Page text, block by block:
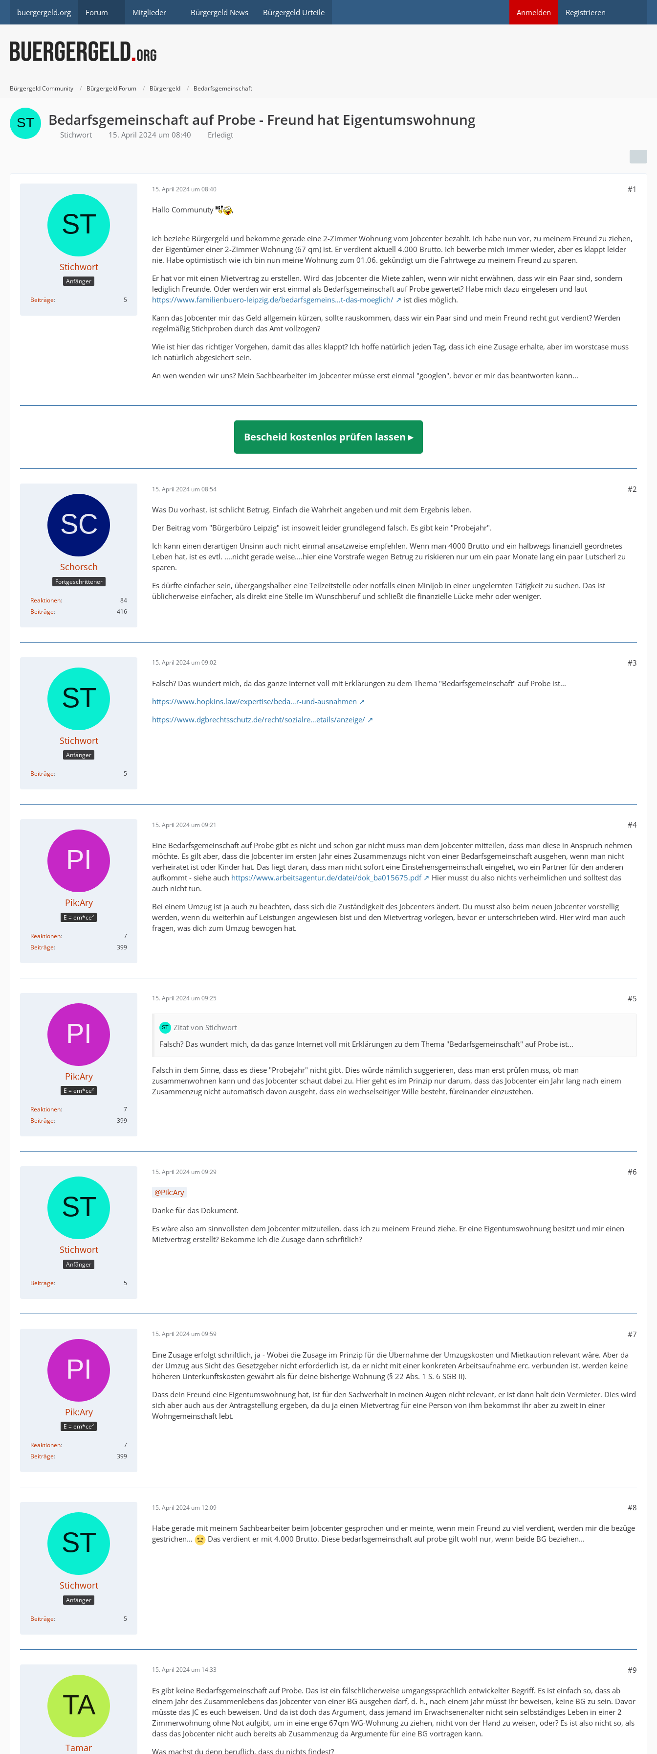
buergergeld.org Forum Mitglieder Bürgergeld News Bürgergeld Urteile Anmelden Registrieren
Bürgergeld Community Bürgergeld Forum Bürgergeld Bedarfsgemeinschaft
Bedarfsgemeinschaft auf Probe - Freund hat Eigentumswohnung
Stichwort 15. April 2024 um 08:40 Erledigt
Stichwort
Anfänger
Beiträge 5
15. April 2024 um 08:40 #1
Hallo Communuty ,
ich beziehe Bürgergeld und bekomme gerade eine 2-Zimmer Wohnung vom Jobcenter bezahlt. Ich habe nun vor, zu meinem Freund zu ziehen,
der Eigentümer einer 2-Zimmer Wohnung (67 qm) ist. Er verdient aktuell 4.000 Brutto. Ich bewerbe mich immer wieder, aber es klappt leider
nie. Habe optimistisch wie ich bin nun meine Wohnung zum 01.06. gekündigt um die Fahrtwege zu meinem Freund zu sparen.
Er hat vor mit einen Mietvertrag zu erstellen. Wird das Jobcenter die Miete zahlen, wenn wir nicht erwähnen, dass wir ein Paar sind, sondern
lediglich Freunde. Oder werden wir erst einmal als Bedarfsgemeinschaft auf Probe gewertet? Habe mich dazu eingelesen und laut
https://www.familienbuero-leipzig.de/bedarfsgemeins…t-das-moeglich/
ist dies möglich.
Kann das Jobcenter mir das Geld allgemein kürzen, sollte rauskommen, dass wir ein Paar sind und mein Freund recht gut verdient? Werden
regelmäßig Stichproben durch das Amt vollzogen?
Wie ist hier das richtiger Vorgehen, damit das alles klappt? Ich hoffe natürlich jeden Tag, dass ich eine Zusage erhalte, aber im worstcase muss
ich natürlich abgesichert sein.
An wen wenden wir uns? Mein Sachbearbeiter im Jobcenter müsse erst einmal "googlen", bevor er mir das beantworten kann...
Bescheid kostenlos prüfen lassen ▸
Schorsch
Fortgeschrittener
Reaktionen
84
Beiträge
416
15. April 2024 um 08:54 #2
Was Du vorhast, ist schlicht Betrug. Einfach die Wahrheit angeben und mit dem Ergebnis leben.
Der Beitrag vom "Bürgerbüro Leipzig" ist insoweit leider grundlegend falsch. Es gibt kein "Probejahr".
Ich kann einen derartigen Unsinn auch nicht einmal ansatzweise empfehlen. Wenn man 4000 Brutto und ein halbwegs finanziell geordnetes
Leben hat, ist es evtl. ....nicht gerade weise....hier eine Vorstrafe wegen Betrug zu riskieren nur um ein paar Monate lang ein paar Lutscherl zu
sparen.
Es dürfte einfacher sein, übergangshalber eine Teilzeitstelle oder notfalls einen Minijob in einer ungelernten Tätigkeit zu suchen. Das ist
üblicherweise einfacher, als direkt eine Stelle im Wunschberuf und schließt die finanzielle Lücke mehr oder weniger.
Stichwort
Anfänger
Beiträge 5
15. April 2024 um 09:02 #3
Falsch? Das wundert mich, da das ganze Internet voll mit Erklärungen zu dem Thema "Bedarfsgemeinschaft" auf Probe ist...
https://www.hopkins.law/expertise/beda…r-und-ausnahmen
https://www.dgbrechtsschutz.de/recht/sozialre…etails/anzeige/
Pik:Ary
E = em*ce²
Reaktionen
7
Beiträge
399
15. April 2024 um 09:21 #4
Eine Bedarfsgemeinschaft auf Probe gibt es nicht und schon gar nicht muss man dem Jobcenter mitteilen, dass man diese in Anspruch nehmen
möchte. Es gilt aber, dass die Jobcenter im ersten Jahr eines Zusammenzugs nicht von einer Bedarfsgemeinschaft ausgehen, wenn man nicht
verheiratet ist oder Kinder hat. Das liegt daran, dass man nicht sofort eine Einstehensgemeinschaft eingehet, wo ein Partner für den anderen
aufkommt - siehe auch https://www.arbeitsagentur.de/datei/dok_ba015675.pdf
Hier musst du also nichts verheimlichen und solltest das
auch nicht tun.
Bei einem Umzug ist ja auch zu beachten, dass sich die Zuständigkeit des Jobcenters ändert. Du musst also beim neuen Jobcenter vorstellig
werden, wenn du weiterhin auf Leistungen angewiesen bist und den Mietvertrag vorlegen, bevor er unterschrieben wird. Hier wird man auch
fragen, was dich zum Umzug bewogen hat.
Pik:Ary
E = em*ce²
Reaktionen
7
Beiträge
399
15. April 2024 um 09:25 #5
Zitat von Stichwort
Falsch? Das wundert mich, da das ganze Internet voll mit Erklärungen zu dem Thema "Bedarfsgemeinschaft" auf Probe ist...
Falsch in dem Sinne, dass es diese "Probejahr" nicht gibt. Dies würde nämlich suggerieren, dass man erst prüfen muss, ob man
zusammenwohnen kann und das Jobcenter schaut dabei zu. Hier geht es im Prinzip nur darum, dass das Jobcenter ein Jahr lang nach einem
Zusammenzug nicht automatisch davon ausgeht, dass ein wechselseitiger Wille besteht, füreinander einzustehen.
Stichwort
Anfänger
Beiträge 5
15. April 2024 um 09:29 #6
Pik:Ary
Danke für das Dokument.
Es wäre also am sinnvollsten dem Jobcenter mitzuteilen, dass ich zu meinem Freund ziehe. Er eine Eigentumswohnung besitzt und mir einen
Mietvertrag erstellt? Bekomme ich die Zusage dann schrfitlich?
Pik:Ary
E = em*ce²
Reaktionen
7
Beiträge
399
15. April 2024 um 09:59 #7
Eine Zusage erfolgt schriftlich, ja - Wobei die Zusage im Prinzip für die Übernahme der Umzugskosten und Mietkaution relevant wäre. Aber da
der Umzug aus Sicht des Gesetzgeber nicht erforderlich ist, da er nicht mit einer konkreten Arbeitsaufnahme erc. verbunden ist, werden keine
höheren Unterkunftskosten gewährt als für deine bisherige Wohnung (§ 22 Abs. 1 S. 6 SGB II).
Dass dein Freund eine Eigentumswohnung hat, ist für den Sachverhalt in meinen Augen nicht relevant, er ist dann halt dein Vermieter. Dies wird
sich aber auch aus der Antragstellung ergeben, da du ja einen Mietvertrag für eine Person von ihm bekommst ihr aber zu zweit in einer
Wohngemeinschaft lebt.
Stichwort
Anfänger
Beiträge 5
15. April 2024 um 12:09 #8
Habe gerade mit meinem Sachbearbeiter beim Jobcenter gesprochen und er meinte, wenn mein Freund zu viel verdient, werden mir die bezüge
gestrichen...
Das verdient er mit 4.000 Brutto. Diese bedarfsgemeinschaft auf probe gilt wohl nur, wenn beide BG beziehen...
Tamar
15. April 2024 um 14:33 #9
Es gibt keine Bedarfsgemeinschaft auf Probe. Das ist ein fälschlicherweise umgangssprachlich entwickelter Begriff. Es ist einfach so, dass ab
einem Jahr des Zusammenlebens das Jobcenter von einer BG ausgehen darf, d. h., nach einem Jahr müsst ihr beweisen, keine BG zu sein. Davor
müsste das JC es euch beweisen. Und da ist doch das Argument, dass jemand im Erwachsenenalter nicht sein selbständiges Leben in einer 2
Zimmerwohnung ohne Not aufgibt, um in eine enge 67qm WG-Wohnung zu ziehen, nicht von der Hand zu weisen, oder? Es ist also nicht so, als
dass das Jobcenter nicht auch bereits ab Zusammenzug da Argumente für eine BG vortragen kann.
Was machst du denn beruflich, dass du nichts findest?